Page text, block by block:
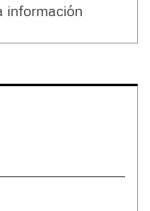
información